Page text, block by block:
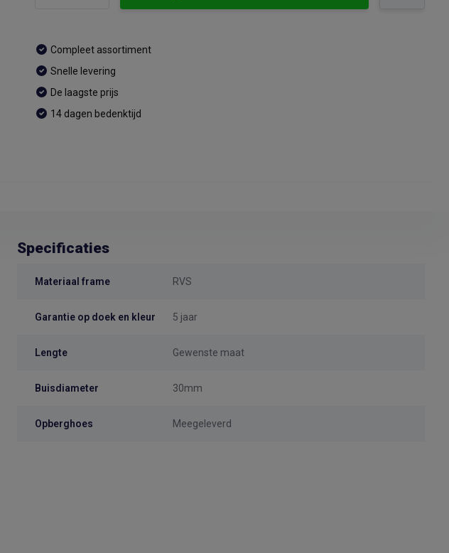
Compleet assortiment
Snelle levering
De laagste prijs
14 dagen bedenktijd
Specificaties
Materiaal frame RVS
Garantie op doek en kleur 5 jaar
Lengte Gewenste maat
Buisdiameter 30mm
Opberghoes Meegeleverd